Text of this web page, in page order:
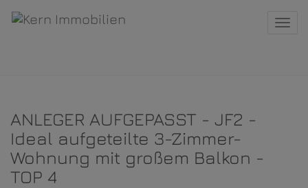
ANLEGER AUFGEPASST - JF2 -
Ideal aufgeteilte 3-Zimmer-
Wohnung mit großem Balkon -
TOP 4